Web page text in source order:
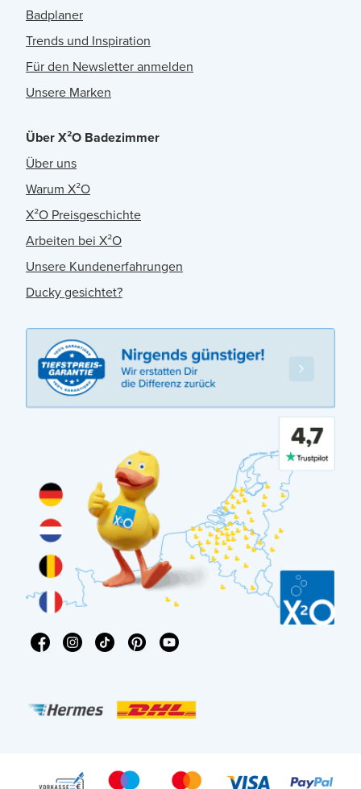
Badplaner
Trends und Inspiration
Für den Newsletter anmelden
Unsere Marken
Über X²O Badezimmer
Über uns
Warum X²O
X²O Preisgeschichte
Arbeiten bei X²O
Unsere Kundenerfahrungen
Ducky gesichtet?